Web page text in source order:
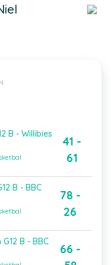
B - Willibies
41 -
61
B - BBC
78 -
26
B - BBC
66 -